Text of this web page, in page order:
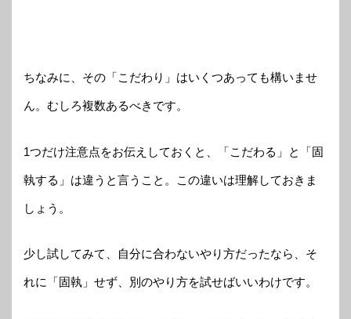
ちなみに、その「こだわり」はいくつあっても構いませ
ん。むしろ複数あるべきです。
1つだけ注意点をお伝えしておくと、「こだわる」と「固
執する」は違うと言うこと。この違いは理解しておきま
しょう。
少し試してみて、自分に合わないやり方だったなら、そ
れに「固執」せず、別のやり方を試せばいいわけです。